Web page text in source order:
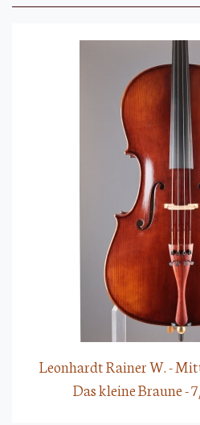
Leonhardt Rainer W. -
Das kleine Braune -